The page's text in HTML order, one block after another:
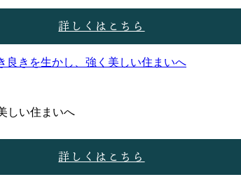
詳しくはこちら
しい住まいへ
詳しくはこちら